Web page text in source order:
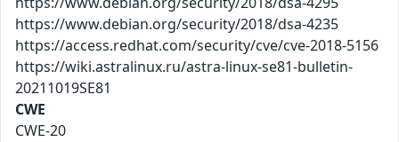
https://www.debian.org/security/2018/dsa-4235
https://access.redhat.com/security/cve/cve-2018-5156
https://wiki.astralinux.ru/astra-linux-se81-bulletin-
20211019SE81
CWE
CWE-20